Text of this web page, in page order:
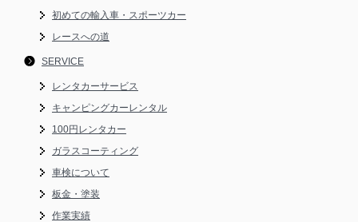
初めての輸入車・スポーツカー
レースへの道
SERVICE
レンタカーサービス
キャンピングカーレンタル
100円レンタカー
ガラスコーティング
車検について
板金・塗装
作業実績